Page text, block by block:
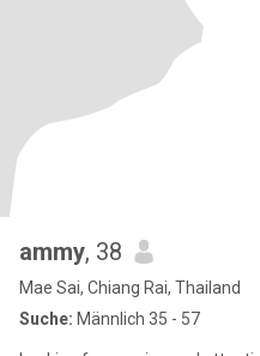
ammy, 38
Mae Sai, Chiang Rai, Thailand
Suche: Männlich 35 - 57